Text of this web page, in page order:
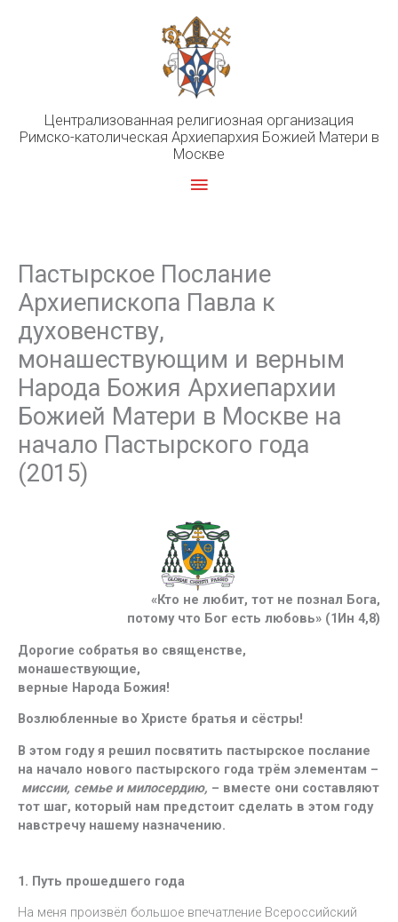
Централизованная религиозная организация
Римско-католическая Архиепархия Божией Матери в
Москве
Главное
Пастырское Послание
Архиепископа Павла к
духовенству,
монашествующим и верным
Народа Божия Архиепархии
Божией Матери в Москве на
начало Пастырского года
(2015)
«Кто не любит, тот не познал Бога,
потому что Бог есть любовь» (1Ин 4,8)
Дорогие собратья во священстве,
монашествующие,
верные Народа Божия!
Возлюбленные во Христе братья и сёстры!
В этом году я решил посвятить пастырское послание
на начало нового пастырского года трём элементам –
миссии, семье и милосердию, – вместе они составляют
тот шаг, который нам предстоит сделать в этом году
навстречу нашему назначению.
1. Путь прошедшего года
На меня произвёл большое впечатление Всероссийский